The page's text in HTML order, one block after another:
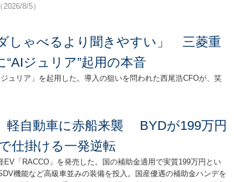
（2026/8/5）
しゃべるより聞きやすい」 三菱重
“AIジュリア”起用の本音
ュリア」を起用した。導入の狙いを問われた西尾浩CFOが、笑
軽自動車に赤船来襲 BYDが199万円
仕掛ける一発逆転
「RACCO」を発売した。国の補助金適用で実質199万円とい
機能など高級車並みの装備を投入。国産優遇の補助金ハンデを